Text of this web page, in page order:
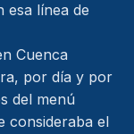
esa línea de
Cuenca
por día y por
del menú
consideraba el